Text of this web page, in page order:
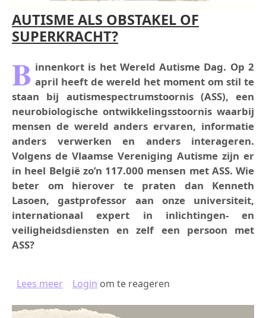
AUTISME ALS OBSTAKEL OF
SUPERKRACHT?
B innenkort is het Wereld Autisme Dag. Op 2
april heeft de wereld het moment om stil te
staan bij autismespectrumstoornis (ASS), een
neurobiologische ontwikkelingsstoornis waarbij
mensen de wereld anders ervaren, informatie
anders verwerken en anders interageren.
Volgens de Vlaamse Vereniging Autisme zijn er
in heel België zo’n 117.000 mensen met ASS. Wie
beter om hierover te praten dan Kenneth
Lasoen, gastprofessor aan onze universiteit,
internationaal expert in inlichtingen- en
veiligheidsdiensten en zelf een persoon met
ASS?
Lees meerover AUTISME ALS OBSTAKEL OF
Login om te reageren